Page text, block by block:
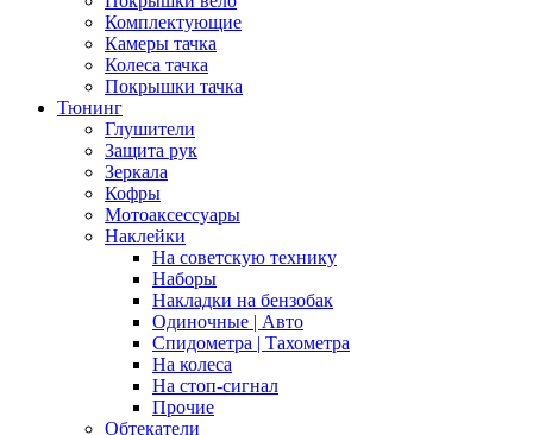
Комплектующие
Камеры тачка
Колеса тачка
Покрышки тачка
Тюнинг
Глушители
Защита рук
Зеркала
Кофры
Мотоаксессуары
Наклейки
На советскую технику
Наборы
Накладки на бензобак
Одиночные | Авто
Спидометра | Тахометра
На колеса
На стоп-сигнал
Прочие
Обтекатели